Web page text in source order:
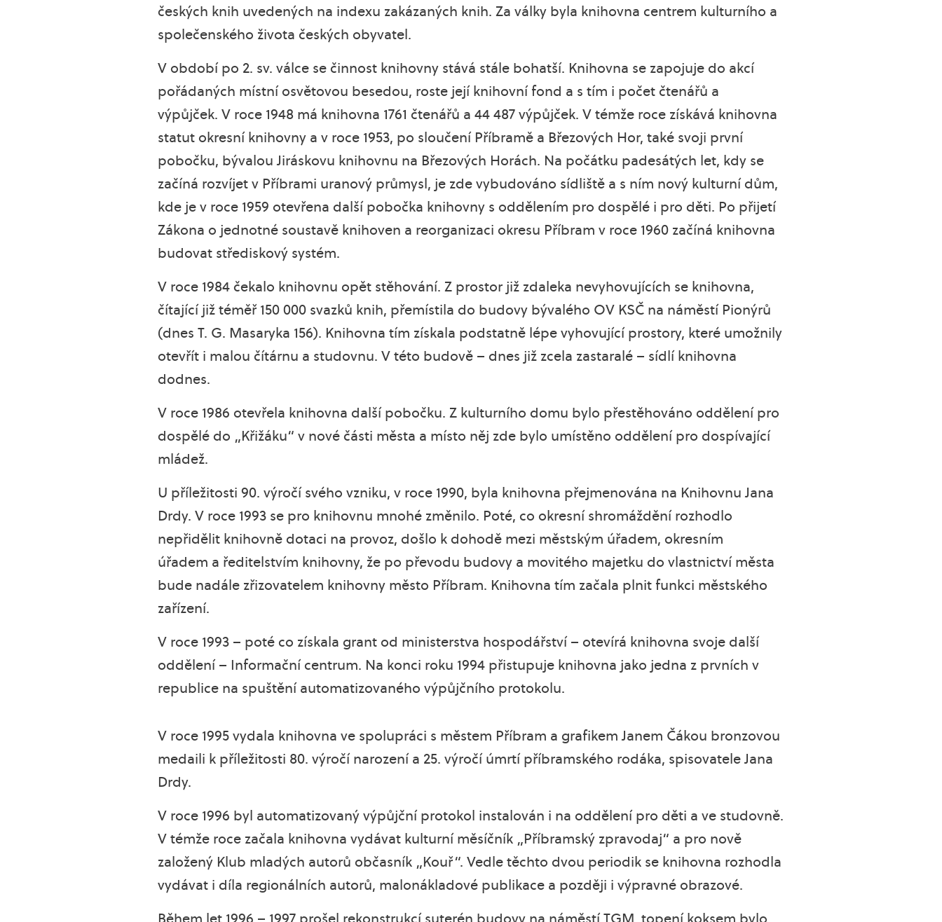
českých knih uvedených na indexu zakázaných knih. Za války byla knihovna centrem kulturního a
společenského života českých obyvatel.
V období po 2. sv. válce se činnost knihovny stává stále bohatší. Knihovna se zapojuje do akcí
pořádaných místní osvětovou besedou, roste její knihovní fond a s tím i počet čtenářů a
výpůjček. V roce 1948 má knihovna 1761 čtenářů a 44 487 výpůjček. V témže roce získává knihovna
statut okresní knihovny a v roce 1953, po sloučení Příbramě a Březových Hor, také svoji první
pobočku, bývalou Jiráskovu knihovnu na Březových Horách. Na počátku padesátých let, kdy se
začíná rozvíjet v Příbrami uranový průmysl, je zde vybudováno sídliště a s ním nový kulturní dům,
kde je v roce 1959 otevřena další pobočka knihovny s oddělením pro dospělé i pro děti. Po přijetí
Zákona o jednotné soustavě knihoven a reorganizaci okresu Příbram v roce 1960 začíná knihovna
budovat střediskový systém.
V roce 1984 čekalo knihovnu opět stěhování. Z prostor již zdaleka nevyhovujících se knihovna,
čítající již téměř 150 000 svazků knih, přemístila do budovy bývalého OV KSČ na náměstí Pionýrů
(dnes T. G. Masaryka 156). Knihovna tím získala podstatně lépe vyhovující prostory, které umožnily
otevřít i malou čítárnu a studovnu. V této budově – dnes již zcela zastaralé – sídlí knihovna
dodnes.
V roce 1986 otevřela knihovna další pobočku. Z kulturního domu bylo přestěhováno oddělení pro
dospělé do „Křižáku“ v nové části města a místo něj zde bylo umístěno oddělení pro dospívající
mládež.
U příležitosti 90. výročí svého vzniku, v roce 1990, byla knihovna přejmenována na Knihovnu Jana
Drdy. V roce 1993 se pro knihovnu mnohé změnilo. Poté, co okresní shromáždění rozhodlo
nepřidělit knihovně dotaci na provoz, došlo k dohodě mezi městským úřadem, okresním
úřadem a ředitelstvím knihovny, že po převodu budovy a movitého majetku do vlastnictví města
bude nadále zřizovatelem knihovny město Příbram. Knihovna tím začala plnit funkci městského
zařízení.
V roce 1993 – poté co získala grant od ministerstva hospodářství – otevírá knihovna svoje další
oddělení – Informační centrum. Na konci roku 1994 přistupuje knihovna jako jedna z prvních v
republice na spuštění automatizovaného výpůjčního protokolu.
V roce 1995 vydala knihovna ve spolupráci s městem Příbram a grafikem Janem Čákou bronzovou
medaili k příležitosti 80. výročí narození a 25. výročí úmrtí příbramského rodáka, spisovatele Jana
Drdy.
V roce 1996 byl automatizovaný výpůjční protokol instalován i na oddělení pro děti a ve studovně.
V témže roce začala knihovna vydávat kulturní měsíčník „Příbramský zpravodaj“ a pro nově
založený Klub mladých autorů občasník „Kouř“. Vedle těchto dvou periodik se knihovna rozhodla
vydávat i díla regionálních autorů, malonákladové publikace a později i výpravné obrazové.